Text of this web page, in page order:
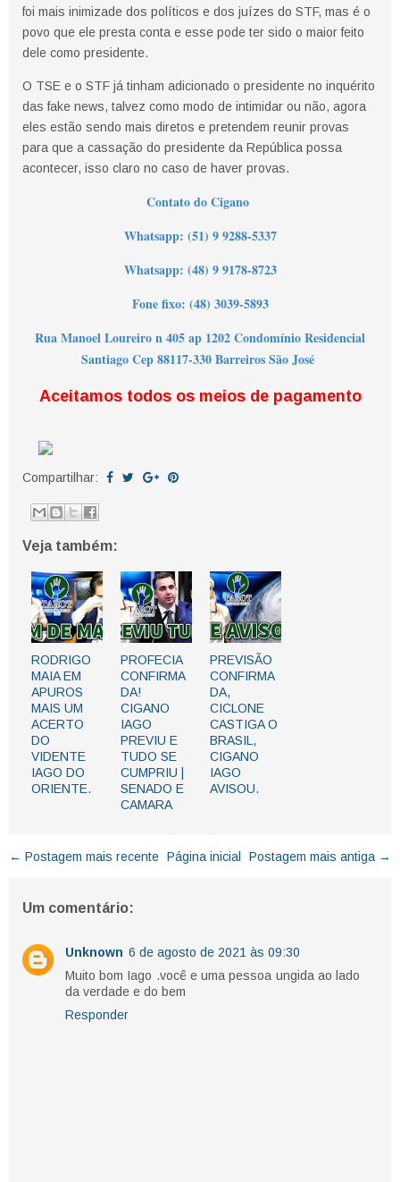
foi mais inimizade dos políticos e dos juízes do STF, mas é o
povo que ele presta conta e esse pode ter sido o maior feito
dele como presidente.
O TSE e o STF já tinham adicionado o presidente no inquérito
das fake news, talvez como modo de intimidar ou não, agora
eles estão sendo mais diretos e pretendem reunir provas
para que a cassação do presidente da República possa
acontecer, isso claro no caso de haver provas.
Contato do Cigano
Whatsapp: (51) 9 9288-5337
Whatsapp: (48) 9 9178-8723
Fone fixo: (48) 3039-5893
Rua Manoel Loureiro n 405 ap 1202 Condomínio Residencial
Santiago Cep 88117-330 Barreiros São José
Aceitamos todos os meios de pagamento
Compartilhar:
Veja também:
RODRIGO
MAIA EM
APUROS
MAIS UM
ACERTO
DO
VIDENTE
IAGO DO
ORIENTE.
PROFECIA
CONFIRMA
DA!
CIGANO
IAGO
PREVIU E
TUDO SE
CUMPRIU |
SENADO E
CAMARA
PREVISÃO
CONFIRMA
DA,
CICLONE
CASTIGA O
BRASIL,
CIGANO
IAGO
AVISOU.
← Postagem mais recente Postagem mais antiga →
Página inicial
Um comentário:
Unknown 6 de agosto de 2021 às 09:30
Muito bom Iago .você e uma pessoa ungida ao lado
da verdade e do bem
Responder